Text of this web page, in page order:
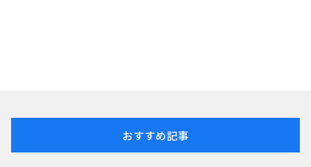
おすすめ記事